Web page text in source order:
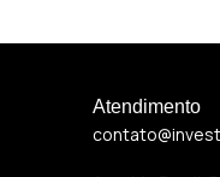
Atendimento